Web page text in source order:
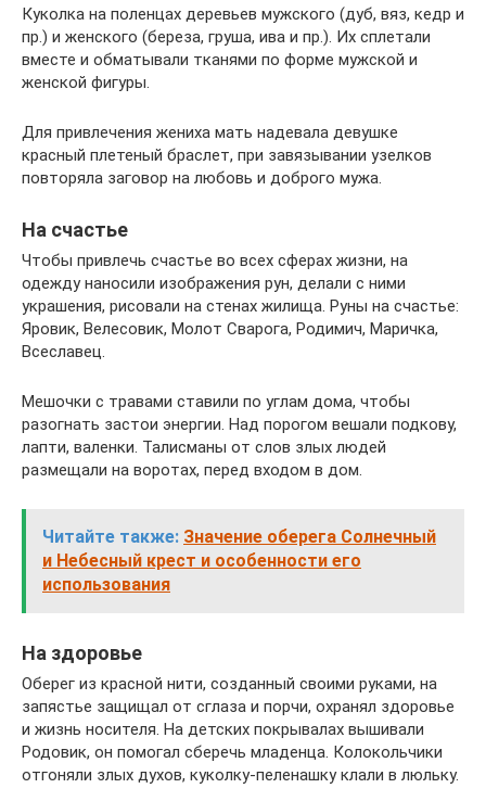
Куколка на поленцах деревьев мужского (дуб, вяз, кедр и
пр.) и женского (береза, груша, ива и пр.). Их сплетали
вместе и обматывали тканями по форме мужской и
женской фигуры.
Для привлечения жениха мать надевала девушке
красный плетеный браслет, при завязывании узелков
повторяла заговор на любовь и доброго мужа.
На счастье
Чтобы привлечь счастье во всех сферах жизни, на
одежду наносили изображения рун, делали с ними
украшения, рисовали на стенах жилища. Руны на счастье:
Яровик, Велесовик, Молот Сварога, Родимич, Маричка,
Всеславец.
Мешочки с травами ставили по углам дома, чтобы
разогнать застои энергии. Над порогом вешали подкову,
лапти, валенки. Талисманы от слов злых людей
размещали на воротах, перед входом в дом.
Читайте также: Значение оберега Солнечный
и Небесный крест и особенности его
использования
На здоровье
Оберег из красной нити, созданный своими руками, на
запястье защищал от сглаза и порчи, охранял здоровье
и жизнь носителя. На детских покрывалах вышивали
Родовик, он помогал сберечь младенца. Колокольчики
отгоняли злых духов, куколку-пеленашку клали в люльку.